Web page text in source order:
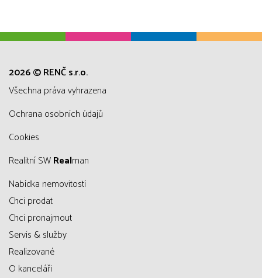
2026 © RENČ s.r.o.
všechna práva vyhrazena
Ochrana osobních údajů
Cookies
Realitní SWRealman
Nabídka nemovitostí
Chci prodat
Chci pronajmout
Servis & služby
Realizované
O kanceláři